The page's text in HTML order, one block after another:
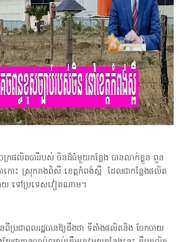
ក្រផលិតបារីរបស់ ចិនដ៏ធំមួយកន្លែង បានលាក់ខ្លួន ពួន
រកាកោះ ស្រុកគងពិសី ខេត្តកំពង់ស្ពឺ ដែលជាកន្លែងផលិត
ាយ ទៅប្រទេសវៀតណាម។
ប្រជាពលរដ្ឋបានឱ្យដឹងថា ទីតាំងផលិតនិង ចែកចាយ